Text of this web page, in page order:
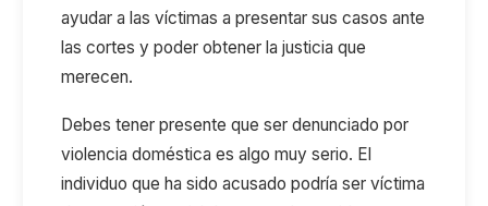
ayudar a las víctimas a presentar sus casos ante
las cortes y poder obtener la justicia que
merecen.
Debes tener presente que ser denunciado por
violencia doméstica es algo muy serio. El
individuo que ha sido acusado podría ser víctima